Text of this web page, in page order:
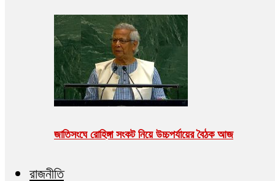
জাতিসংঘে রোহিঙ্গা সংকট নিয়ে উচ্চপর্যায়ের বৈঠক আজ
রাজনীতি